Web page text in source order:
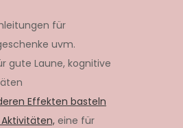
für
uvm.
gute Laune, kognitive
Effekten basteln
eine für